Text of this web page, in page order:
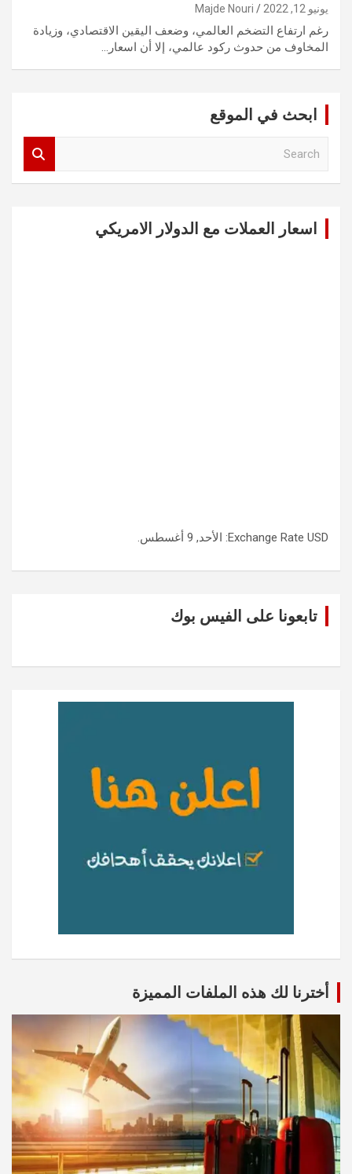
يونيو 12, 2022 Majde Nouri
رغم ارتفاع التضخم العالمي، وضعف اليقين الاقتصادي، وزيادة
المخاوف من حدوث ركود عالمي، إلا أن اسعار…
ابحث في الموقع
اسعار العملات مع الدولار الامريكي
Exchange Rate USD : الأحد, 9 أغسطس.
تابعونا على الفيس بوك
أخترنا لك هذه الملفات المميزة